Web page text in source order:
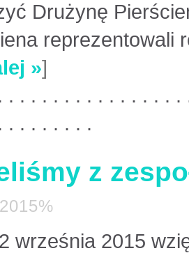
Drużynę
reprezentowali
»]
. . . . . . . . . . . . . . .
. . . . . . . .
z
2 września 2015